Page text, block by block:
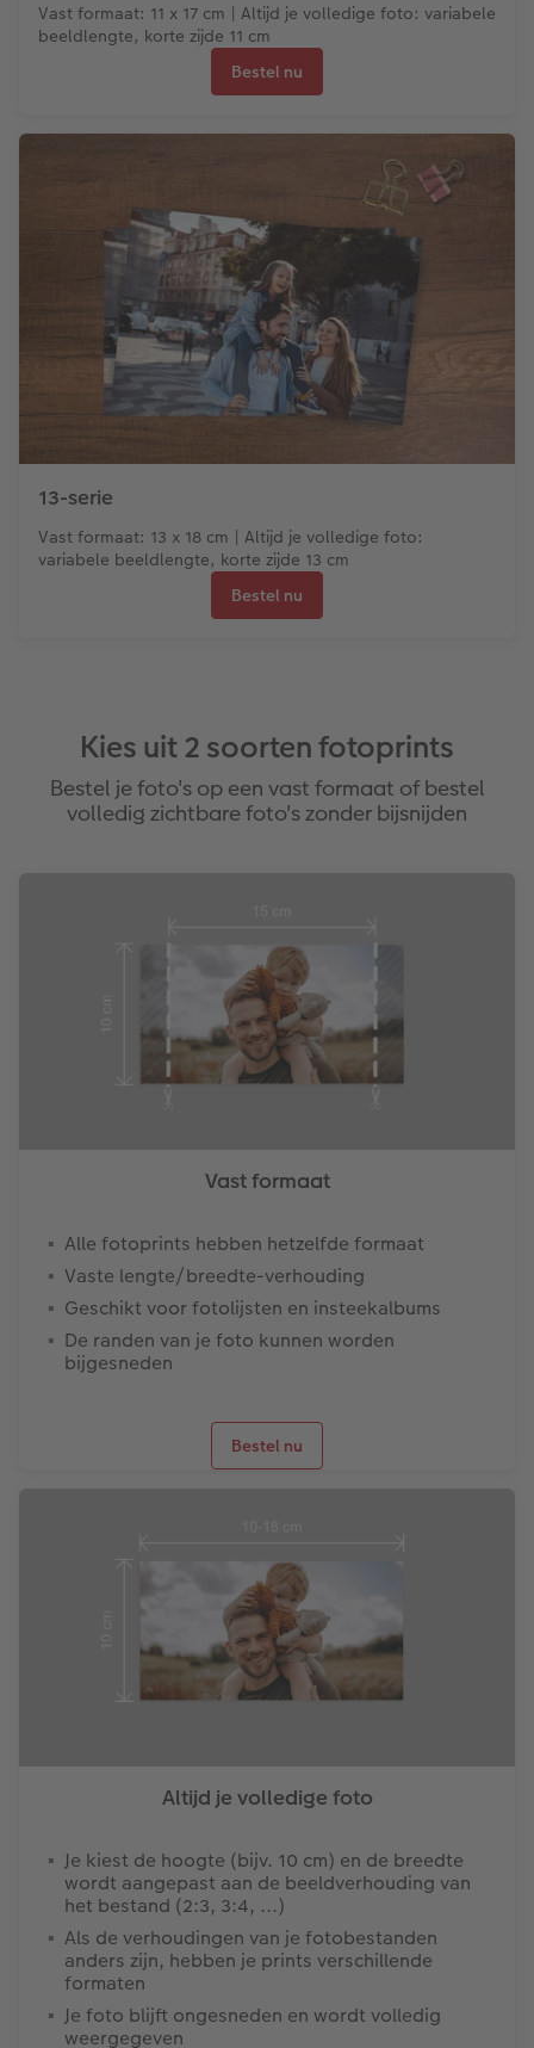
Vast formaat: 11 x 17 cm | Altijd je volledige foto: variabele
beeldlengte, korte zijde 11 cm
Bestel nu
13-serie
Vast formaat: 13 x 18 cm | Altijd je volledige foto:
variabele beeldlengte, korte zijde 13 cm
Bestel nu
Kies uit 2 soorten fotoprints
Bestel je foto's op een vast formaat of bestel
volledig zichtbare foto's zonder bijsnijden
Vast formaat
Alle fotoprints hebben hetzelfde formaat
Vaste lengte/breedte-verhouding
Geschikt voor fotolijsten en insteekalbums
De randen van je foto kunnen worden
bijgesneden
Bestel nu
Altijd je volledige foto
Je kiest de hoogte (bijv. 10 cm) en de breedte
wordt aangepast aan de beeldverhouding van
het bestand (2:3, 3:4, ...)
Als de verhoudingen van je fotobestanden
anders zijn, hebben je prints verschillende
formaten
Je foto blijft ongesneden en wordt volledig
weergegeven